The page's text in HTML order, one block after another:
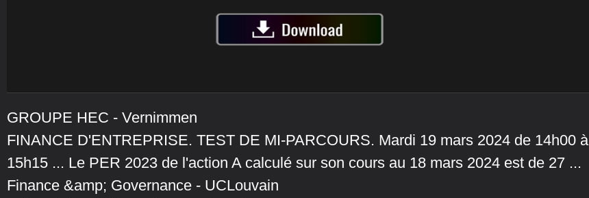
GROUPE HEC - Vernimmen
FINANCE D'ENTREPRISE. TEST DE MI-PARCOURS. Mardi 19 mars 2024 de 14h00 à
15h15 ... Le PER 2023 de l'action A calculé sur son cours au 18 mars 2024 est de 27 ...
Finance &amp; Governance - UCLouvain